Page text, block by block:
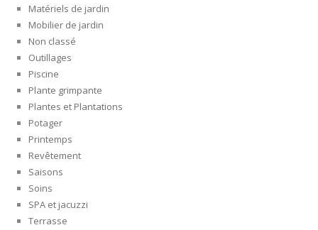
Matériels de jardin
Mobilier de jardin
Non classé
Outillages
Piscine
Plante grimpante
Plantes et Plantations
Potager
Printemps
Revêtement
Saisons
Soins
SPA et jacuzzi
Terrasse